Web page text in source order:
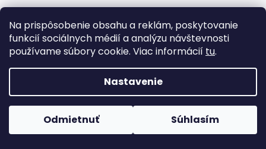
Na prispôsobenie obsahu a reklám, poskytovanie
funkcií sociálnych médií a analýzu návštevnosti
používame súbory cookie. Viac informácií tu.
Nastavenie
Odmietnuť Súhlasím